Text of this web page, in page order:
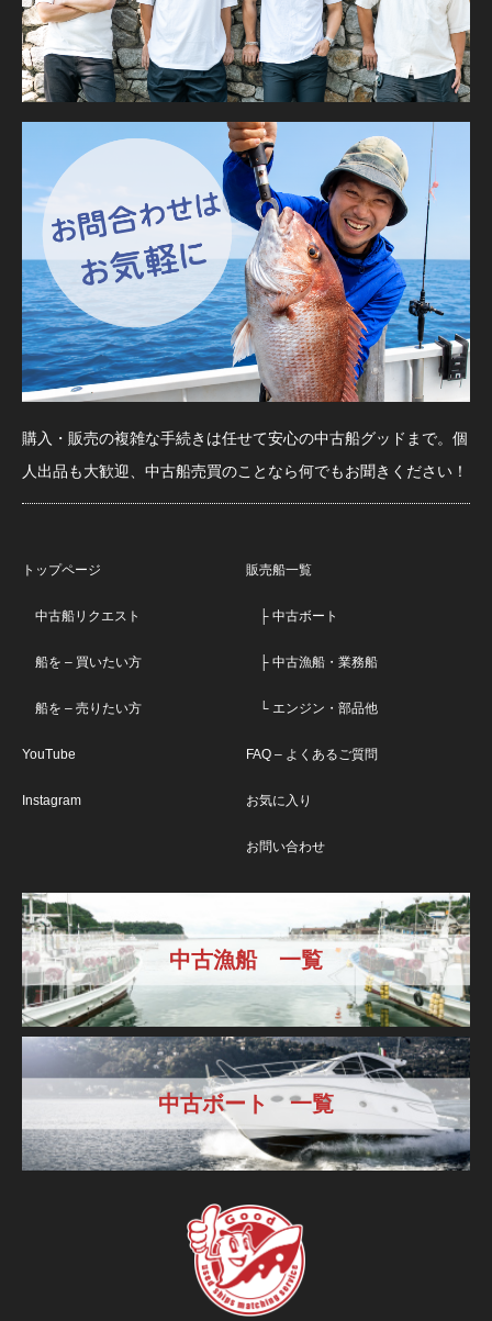
購入・販売の複雑な手続きは任せて安心の中古船グッドまで。個
人出品も大歓迎、中古船売買のことなら何でもお聞きください！
トップページ
中古船リクエスト
船を – 買いたい方
船を – 売りたい方
YouTube
Instagram
販売船一覧
├ 中古ボート
├ 中古漁船・業務船
└ エンジン・部品他
FAQ – よくあるご質問
お気に入り
お問い合わせ
中古漁船 一覧
中古ボート 一覧